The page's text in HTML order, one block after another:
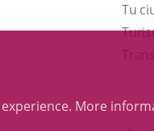
More
Tu